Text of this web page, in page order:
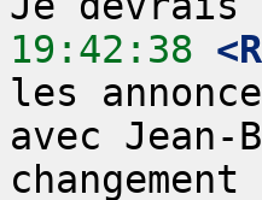
19:42:38
les
avec